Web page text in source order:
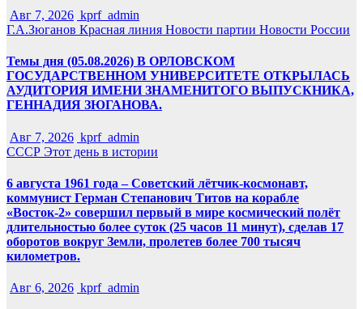
Авг 7, 2026 kprf_admin
Г.А.Зюганов Красная линия Новости партии Новости России
Темы дня (05.08.2026) В ОРЛОВСКОМ
ГОСУДАРСТВЕННОМ УНИВЕРСИТЕТЕ ОТКРЫЛАСЬ
АУДИТОРИЯ ИМЕНИ ЗНАМЕНИТОГО ВЫПУСКНИКА,
ГЕННАДИЯ ЗЮГАНОВА.
Авг 7, 2026 kprf_admin
СССР Этот день в истории
6 августа 1961 года – Советский лётчик-космонавт,
коммунист Герман Степанович Титов на корабле
«Восток-2» совершил первый в мире космический полёт
длительностью более суток (25 часов 11 минут), сделав 17
оборотов вокруг Земли, пролетев более 700 тысяч
километров.
Авг 6, 2026 kprf_admin